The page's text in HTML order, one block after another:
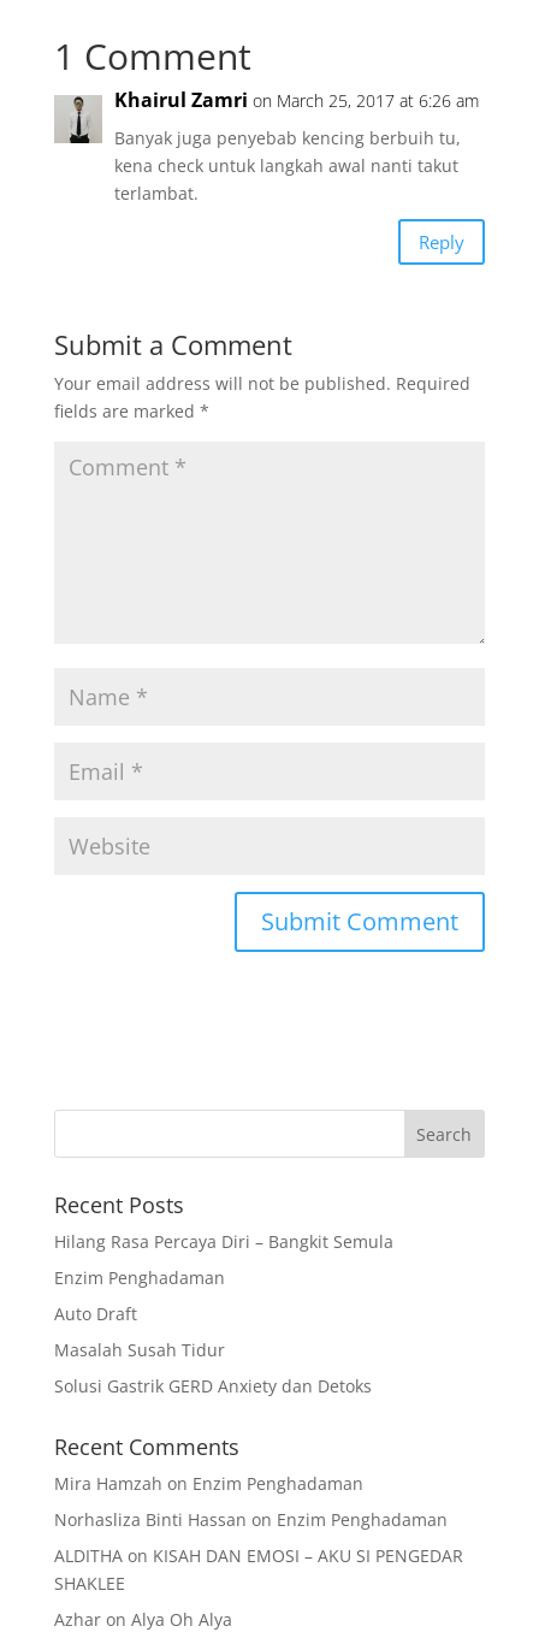
1 Comment
Khairul Zamri on March 25, 2017 at 6:26 am
Banyak juga penyebab kencing berbuih tu,
kena check untuk langkah awal nanti takut
terlambat.
Reply
Submit a Comment
Your email address will not be published. Required
fields are marked *
Recent Posts
Hilang Rasa Percaya Diri – Bangkit Semula
Enzim Penghadaman
Auto Draft
Masalah Susah Tidur
Solusi Gastrik GERD Anxiety dan Detoks
Recent Comments
Mira Hamzah on Enzim Penghadaman
Norhasliza Binti Hassan on Enzim Penghadaman
ALDITHAon KISAH DAN EMOSI – AKU SI PENGEDAR
SHAKLEE
Azharon Alya Oh Alya